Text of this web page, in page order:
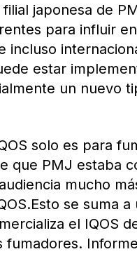
japonesa de
para influir
incluso
estar
un nuevo
solo es para
que PMJ estaba
mucho
se suma
el IQOS
fumadores.